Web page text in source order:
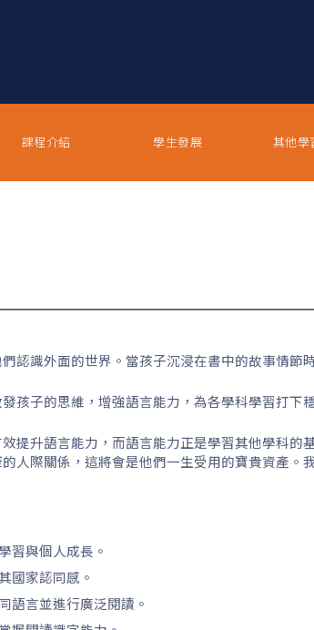
課程介紹 學生發展 其他學
認識外面的世界。當孩子沉浸在書中的故事情
孩子的思維，增強語言能力，為各學科學習打
提升語言能力，而語言能力正是學習其他學科
人際關係，這將會是他們一生受用的寶貴資產
習與個人成長。
國家認同感。
語言並進行廣泛閱讀。